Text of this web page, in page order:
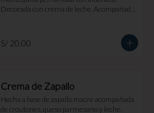
Decorada con crema de leche. Acompañada
S/ 20.00
Crema de Zapallo
Hecha a base de zapallo macre acompañada
de croutones, queso parmesano y leche.